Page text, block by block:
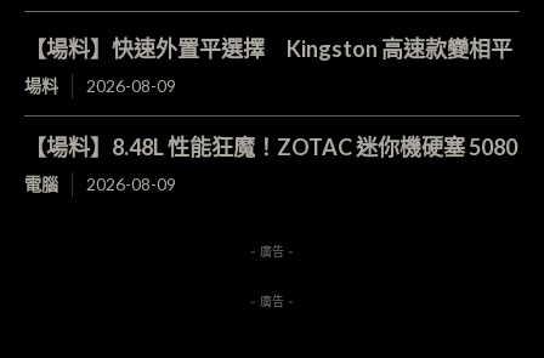
【場料】快速外置平選擇 Kingston 高速款變相平
場料 2026-08-09
【場料】8.48L 性能狂魔！ZOTAC 迷你機硬塞 5080
電腦 2026-08-09
- 廣告 -
- 廣告 -